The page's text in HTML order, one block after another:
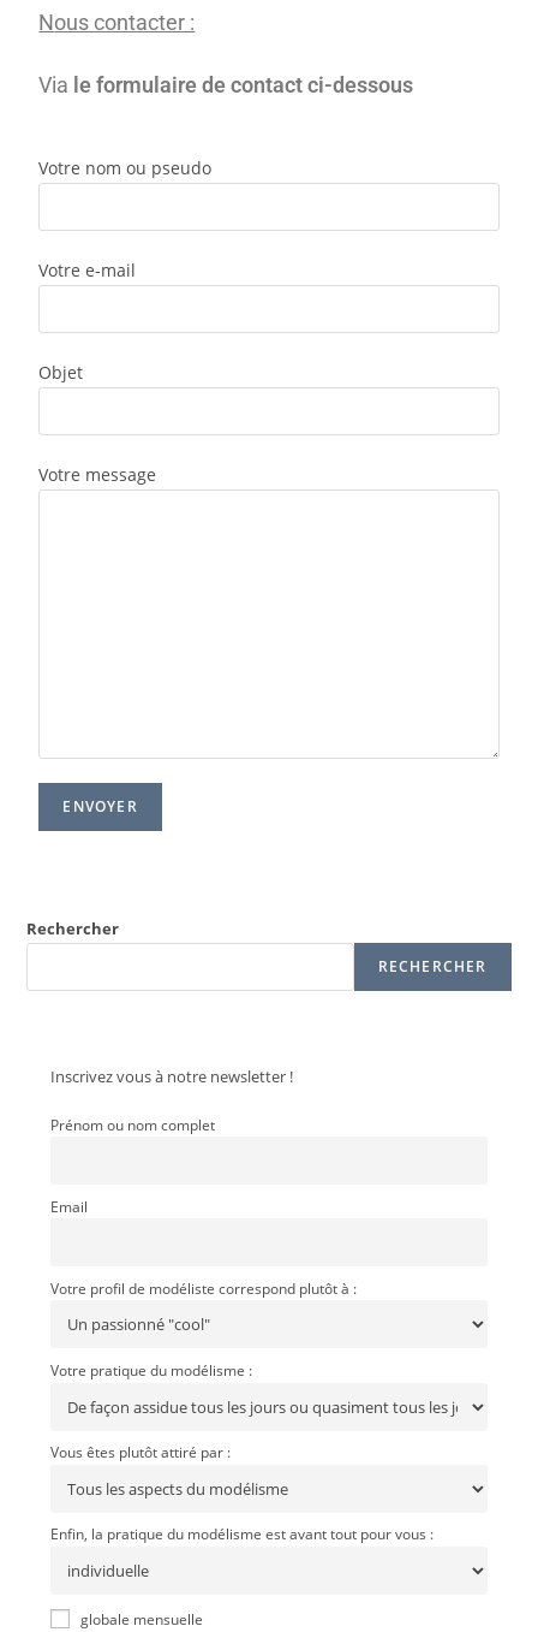
Nous contacter :
Via le formulaire de contactci-dessous
Votre nom ou pseudo
Votre e-mail
Objet
Votre message
Rechercher
RECHERCHER
Inscrivez vous à notre newsletter !
Prénom ou nom complet
Email
Votre profil de modéliste correspond plutôt à :
Votre pratique du modélisme :
Vous êtes plutôt attiré par :
Enfin, la pratique du modélisme est avant tout pour vous :
globale mensuelle